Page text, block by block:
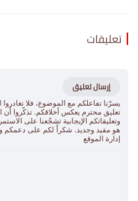
تعليقات
إرسال تعليق
يسرّنا تفاعلكم مع الموضوع، فلا
تعليق محترم يعكس أخلاقكم. تذكّروا أن
وتعليقاتكم الإيجابية تشجّعنا على
هو مفيد وجديد. شكراً لكم على دعمكم
إدارة الموقع